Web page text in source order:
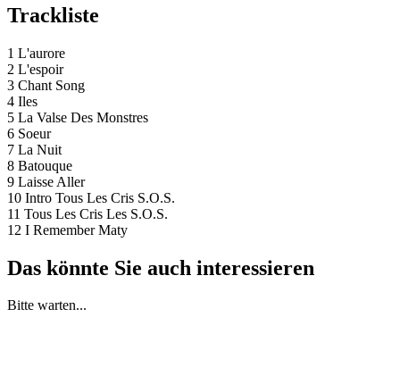
Trackliste
1 L'aurore
2 L'espoir
3 Chant Song
4 Iles
5 La Valse Des Monstres
6 Soeur
7 La Nuit
8 Batouque
9 Laisse Aller
10 Intro Tous Les Cris S.O.S.
11 Tous Les Cris Les S.O.S.
12 I Remember Maty
Das könnte Sie auch interessieren
Bitte warten...